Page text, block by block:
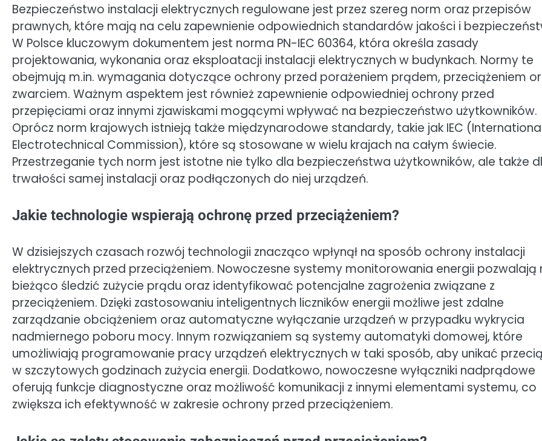
Bezpieczeństwo instalacji elektrycznych regulowane jest przez szereg norm oraz przepisów
prawnych, które mają na celu zapewnienie odpowiednich standardów jakości i
W Polsce kluczowym dokumentem jest norma PN-IEC 60364, która określa zasady
projektowania, wykonania oraz eksploatacji instalacji elektrycznych w budynkach. Normy te
obejmują m.in. wymagania dotyczące ochrony przed porażeniem prądem, przeciążeniem
zwarciem. Ważnym aspektem jest również zapewnienie odpowiedniej ochrony przed
przepięciami oraz innymi zjawiskami mogącymi wpływać na bezpieczeństwo użytkowników.
Oprócz norm krajowych istnieją także międzynarodowe standardy, takie jak IEC
Electrotechnical Commission), które są stosowane w wielu krajach na całym świecie.
Przestrzeganie tych norm jest istotne nie tylko dla bezpieczeństwa użytkowników, ale także
trwałości samej instalacji oraz podłączonych do niej urządzeń.
Jakie technologie wspierają ochronę przed przeciążeniem?
W dzisiejszych czasach rozwój technologii znacząco wpłynął na sposób ochrony instalacji
elektrycznych przed przeciążeniem. Nowoczesne systemy monitorowania energii pozwalają
bieżąco śledzić zużycie prądu oraz identyfikować potencjalne zagrożenia związane z
przeciążeniem. Dzięki zastosowaniu inteligentnych liczników energii możliwe jest zdalne
zarządzanie obciążeniem oraz automatyczne wyłączanie urządzeń w przypadku wykrycia
nadmiernego poboru mocy. Innym rozwiązaniem są systemy automatyki domowej, które
umożliwiają programowanie pracy urządzeń elektrycznych w taki sposób, aby unikać
w szczytowych godzinach zużycia energii. Dodatkowo, nowoczesne wyłączniki nadprądowe
oferują funkcje diagnostyczne oraz możliwość komunikacji z innymi elementami systemu, co
zwiększa ich efektywność w zakresie ochrony przed przeciążeniem.